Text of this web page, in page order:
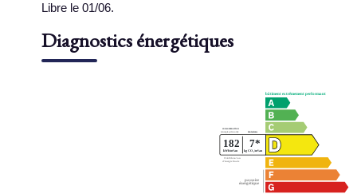
Libre le 01/06.
Diagnostics énergétiques